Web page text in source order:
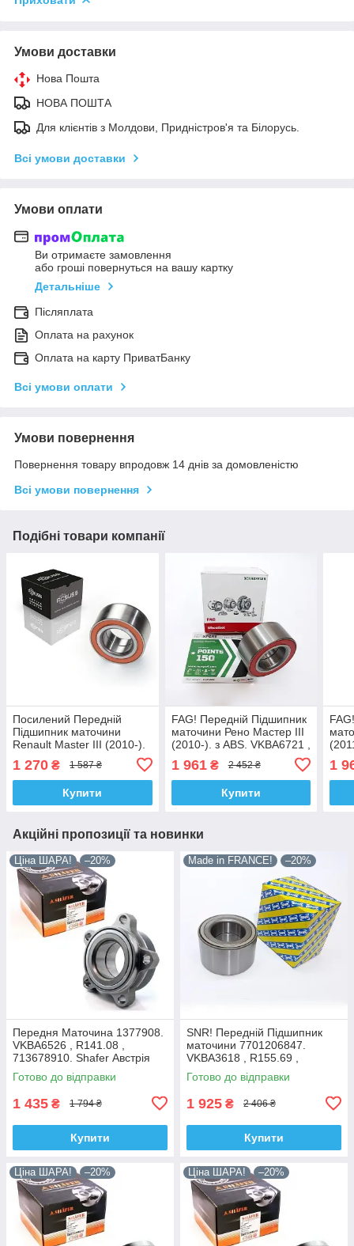
Умови доставки
Нова Пошта
НОВА ПОШТА
Для клієнтів з Молдови, Придністров'я та Білорусь.
Всі умови доставки
Умови оплати
Ви отримаєте замовлення
або гроші повернуться на вашу картку
Детальніше
Післяплата
Оплата на рахунок
Оплата на карту ПриватБанку
Всі умови оплати
Умови повернення
Повернення товару впродовж 14 днів за домовленістю
Всі умови повернення
Подібні товари компанії
Посилений Передній
Підшипник маточини
Renault Master III (2010-).
VKBA6721 , R141.29 ,
713645040
1 270 ₴ 1 587 ₴
Купити
FAG! Передній Підшипник
маточини Рено Мастер III
(2010-). з ABS. VKBA6721 ,
Німеччина!
1 961₴ 2 452 ₴
Купити
1
Акційні пропозиції та новинки
Ціна ШАРА! –20%
Передня Маточина 1377908.
VKBA6526 , R141.08 ,
713678910. Shafer Австрія
Готово до відправки
1 435 ₴ 1 794 ₴
Купити
Made in FRANCE! –20%
SNR! Передній Підшипник
маточини 7701206847.
VKBA3618 , R155.69 ,
713644120. Франція!
Готово до відправки
1 925 ₴ 2 406 ₴
Купити
Ціна ШАРА! –20% Ціна ШАРА! –20%